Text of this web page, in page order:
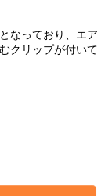
なっており、エア
クリップが付いて